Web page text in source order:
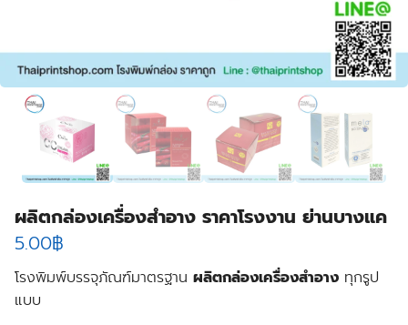
ผลิตกล่องเครื่องสำอาง ราคาโรงงาน ย่านบางแค
5.00฿
โรงพิมพ์บรรจุภัณฑ์มาตรฐาน ผลิตกล่องเครื่องสำอาง ทุกรูป
แบบ